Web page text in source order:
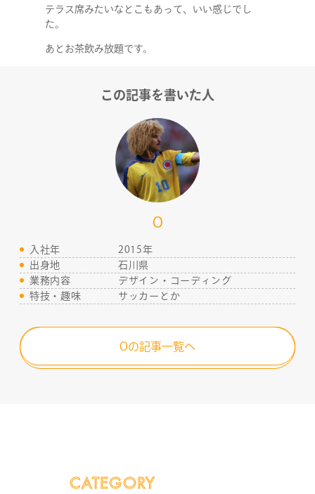
COMPANY
SERVICE
STAFF BLOG
CONTACT
テラス席みたいなとこもあって、いい感じでし
た。
あとお茶飲み放題です。
CATEGORY
この記事を書いた人
O
入社年
2015年
出身地
石川県
業務内容
デザイン・コーディング
特技・趣味
サッカーとか
Oの記事一覧へ